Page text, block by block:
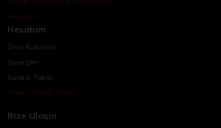
Hesabım
Hesabım
Ürün Kullanımı
Siparişler
Sipariş Takibi
Tamir / Bakım Takibi
Bize Ulaşın